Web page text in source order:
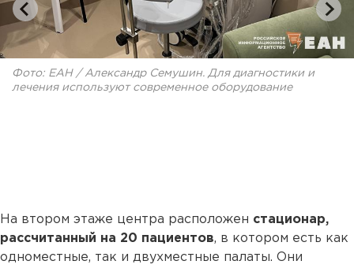
Фото: ЕАН / Александр Семушин. Для диагностики и
лечения используют современное оборудование
На втором этаже центра расположен стационар,
рассчитанный на 20 пациентов, в котором есть как
одноместные, так и двухместные палаты. Они